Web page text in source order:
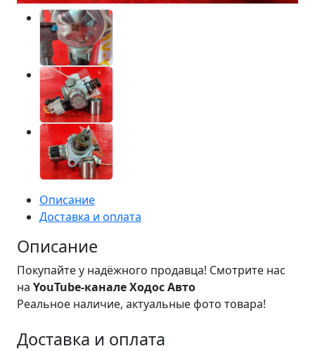
Описание
Доставка и оплата
Описание
Покупайте у надёжного продавца! Смотрите нас
на YouTube-канале Ходос Авто
Реальное наличие, актуальные фото товара!
Доставка и оплата